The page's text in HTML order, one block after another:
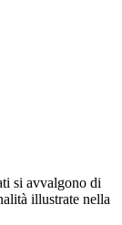
si avvalgono di
illustrate nella